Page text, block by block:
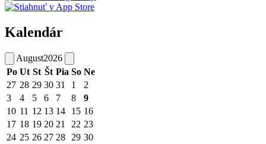
Kalendár
August2026
Po Ut St Št Pia So Ne
27 28 29 30 31 1
2
3
4 5 6 7 8
9
10 11 12 13 14 15 16
17 18 19 20 21 22 23
24 25 26 27 28 29 30